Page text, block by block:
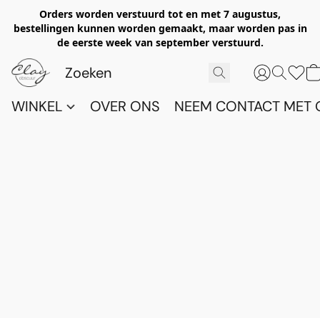
Orders worden verstuurd tot en met 7 augustus,
bestellingen kunnen worden gemaakt, maar worden pas in
de eerste week van september verstuurd.
WINKEL OVER ONS NEEM CONTACT MET